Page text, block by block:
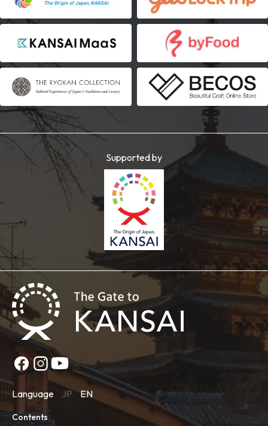
Supported by
Language JP EN
Contents